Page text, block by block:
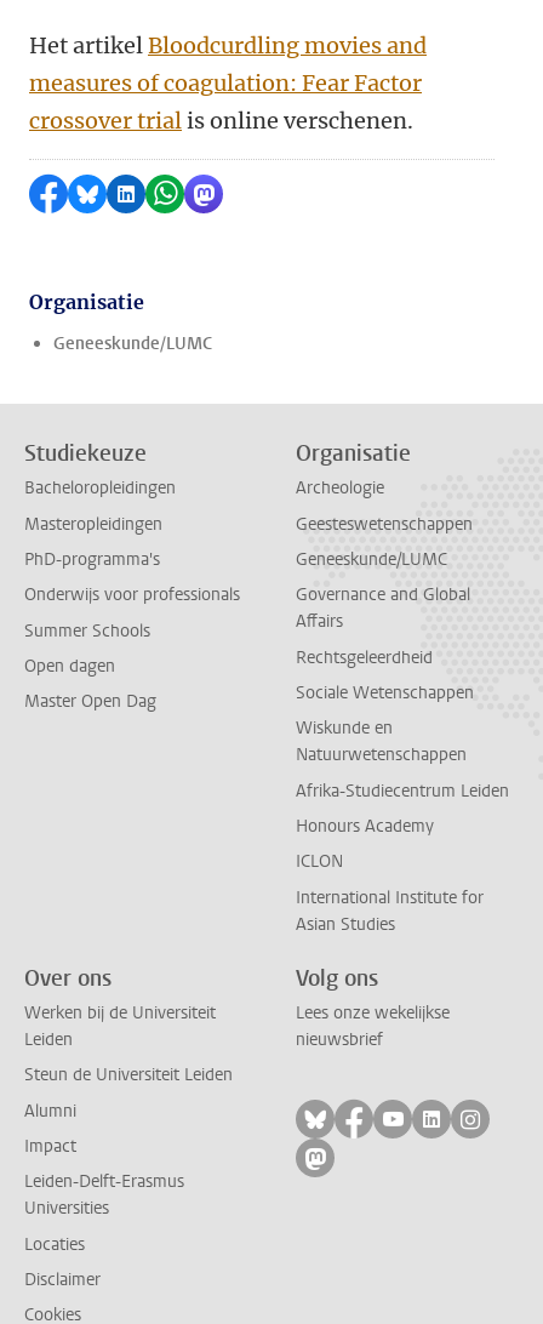
Het artikelBloodcurdling movies and
measures of coagulation: Fear Factor
crossover trialis online verschenen.
Delen op Facebook
Delen via Bluesky
Delen op LinkedIn
Delen via WhatsApp
Delen via Mastodon
Organisatie
Geneeskunde/LUMC
Studiekeuze
Bacheloropleidingen
Masteropleidingen
PhD-programma's
Onderwijs voor professionals
Summer Schools
Open dagen
Master Open Dag
Organisatie
Archeologie
Geesteswetenschappen
Geneeskunde/LUMC
Governance and Global
Affairs
Rechtsgeleerdheid
Sociale Wetenschappen
Wiskunde en
Natuurwetenschappen
Afrika-Studiecentrum Leiden
Honours Academy
ICLON
International Institute for
Asian Studies
Over ons
Werken bij de Universiteit
Leiden
Steun de Universiteit Leiden
Alumni
Impact
Leiden-Delft-Erasmus
Universities
Locaties
Disclaimer
Cookies
Volg ons
Lees onze wekelijkse
nieuwsbrief
Volg ons op bluesky
Volg ons op
Volg ons op
Volg ons
Volg
Volg ons op mastodon